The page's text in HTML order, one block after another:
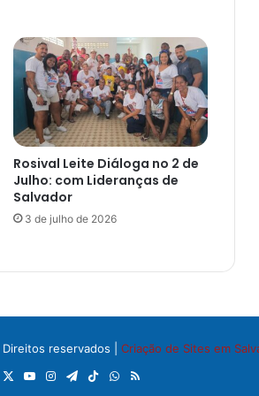
Rosival Leite Diáloga no 2 de
Julho: com Lideranças de
Salvador
3 de julho de 2026
reservados | Criação de Sites em
X YouTubeInstagram
Telegram
TikTokWhatsApp
RSS